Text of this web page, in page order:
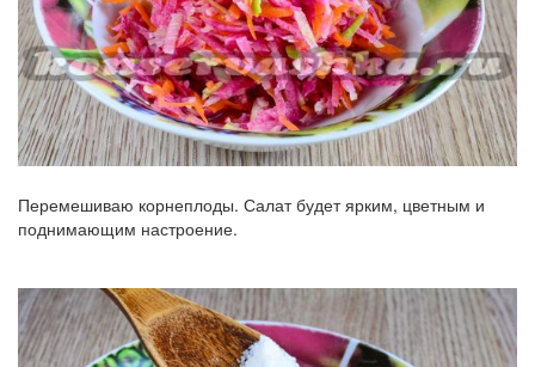
Перемешиваю корнеплоды. Салат будет ярким, цветным и
поднимающим настроение.